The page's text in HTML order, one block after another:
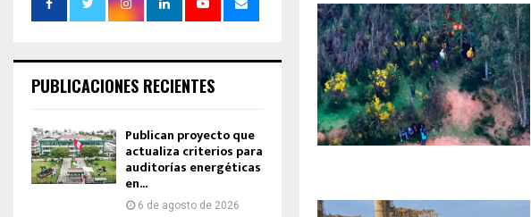
PUBLICACIONES RECIENTES
Publican proyecto que
actualiza criterios para
auditorías energéticas
en...
6 de agosto de 2026